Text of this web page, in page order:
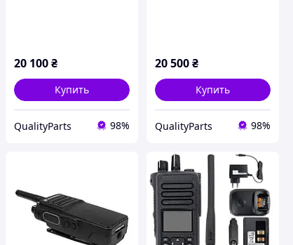
20 100 ₴
Купить
QualityParts 98%
20 500₴
Купить
QualityParts 98%